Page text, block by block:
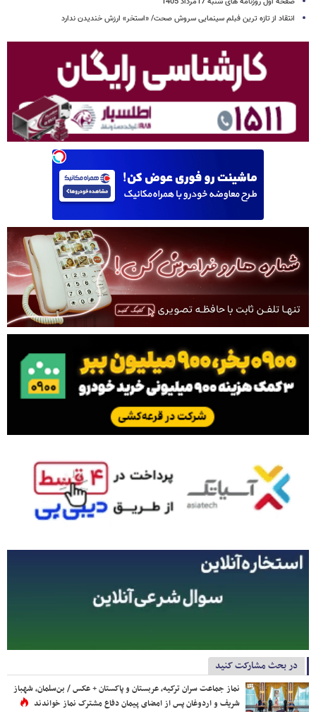
انتقاد از تازه ترین فبلم سینمایی سروش صحت/ «استخر» ارزش خندیدن ندارد
در بحث مشارکت کنید
نماز جماعت سران ترکیه، عربستان و پاکستان + عکس / بن‌سلمان، شهباز
شریف و اردوغان پس از امضای پیمان دفاع مشترک نماز خواندند